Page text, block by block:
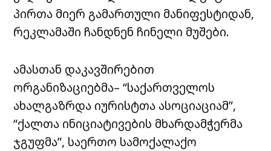
პირთა მიერ გამართული მანიფესტიდან,
რეკლამაში ჩანდნენ ჩინელი მუშები.
ამასთან დაკავშირებით
ორგანიზაციებმა– “საქართველოს
ახალგაზრდა იურისტთა ასოციაციამ”,
“ქალთა ინიციატივების მხარდამჭერმა
ჯგუფმა”, საერთო სამოქალაქო